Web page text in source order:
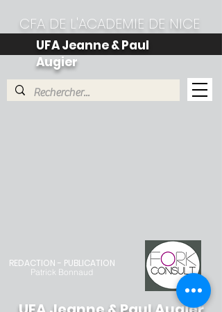
CFA DE L'ACADEMIE DE NICE
UFA Jeanne & Paul
Augier
REDACTION - PUBLICATION
Patrick Bonnaud